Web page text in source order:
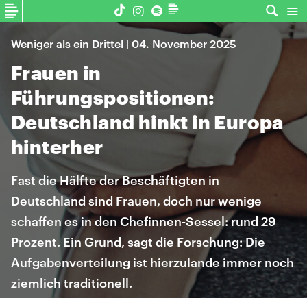
Weniger als ein Drittel | 04. November 2025
Frauen in
Führungspositionen:
Deutschland hinkt in Europa
hinterher
Fast die Hälfte der Beschäftigten in
Deutschland sind Frauen, doch nur wenige
schaffen es in den Chefinnen-Sessel: rund 29
Prozent. Ein Grund, sagt die Forschung: Die
Aufgabenverteilung ist hierzulande immer noch
ziemlich traditionell.